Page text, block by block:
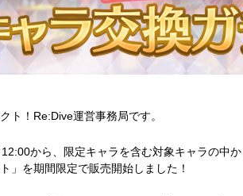
ト！Re:Dive運営事務局です。
から、限定キャラを含む対象キャラの中
」を期間限定で販売開始しました！